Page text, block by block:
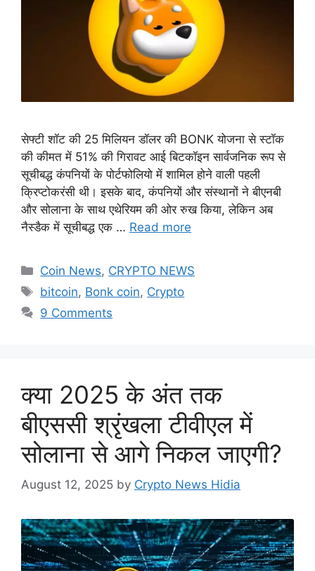
सेफ्टी शॉट की 25 मिलियन डॉलर की BONK योजना से स्टॉक
की कीमत में 51% की गिरावट आई बिटकॉइन सार्वजनिक रूप से
सूचीबद्ध कंपनियों के पोर्टफोलियो में शामिल होने वाली पहली
क्रिप्टोकरंसी थी। इसके बाद, कंपनियों और संस्थानों ने बीएनबी
और सोलाना के साथ एथेरियम की ओर रुख किया, लेकिन अब
नैस्डैक में सूचीबद्ध एक … Read more
Categories
Coin News, CRYPTO NEWS
Tags
bitcoin, Bonk coin, Crypto
9 Comments
क्या 2025 के अंत तक
बीएससी श्रृंखला टीवीएल में
सोलाना से आगे निकल जाएगी?
August 12, 2025 by Crypto News Hidia